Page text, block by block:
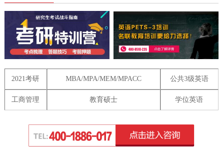
2021考研 MBA/MPA/MEM/MPACC 公共3级英语
工商管理 教育硕士 学位英语